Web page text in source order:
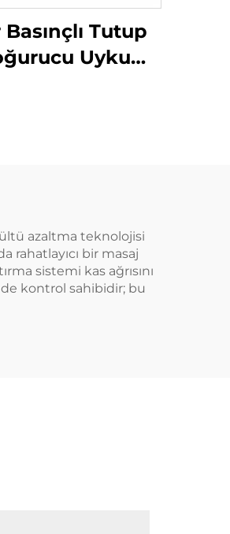
Basınçlı Tutup
Uyku
azaltma teknolojisi
rahatlayıcı bir masaj
sistemi kas ağrısını
kontrol sahibidir; bu